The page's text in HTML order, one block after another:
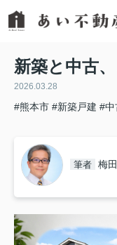
新築と中古
2026.03.28
#熊本市 #新築戸建 #中
筆者 梅